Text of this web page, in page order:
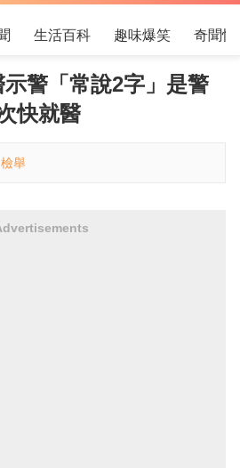
生活百科 趣味爆笑 奇聞怪
警「常說2字」是警
快就醫
檢舉